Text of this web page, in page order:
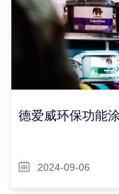
德爱威环保功能
2024-09-06